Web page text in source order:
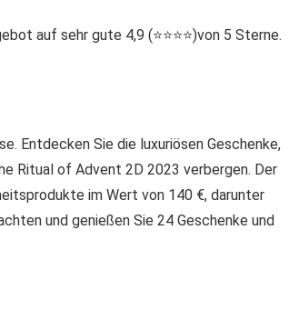
auf sehr gute 4,9 (⭐️⭐️⭐️⭐️)von 5 Sterne.
Entdecken Sie die luxuriösen Geschenke,
Ritual of Advent 2D 2023 verbergen. Der
im Wert von 140 €, darunter
und genießen Sie 24 Geschenke und